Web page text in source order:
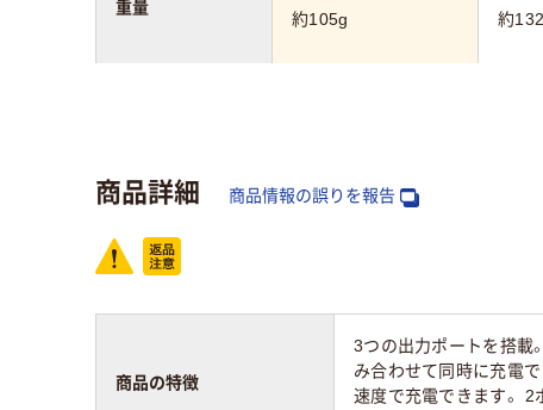
約105g 約
重量
商品詳細 商品情報の誤りを報告
商品の特徴
3つの出力ポートを搭載
み合わせて同時に充電
速度で充電できます。 2